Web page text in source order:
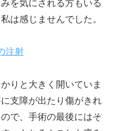
を気にされる方もいる
は感じませんでした。
注射
りと大きく開いていま
支障が出たり傷がきれ
で、手術の最後にはそ